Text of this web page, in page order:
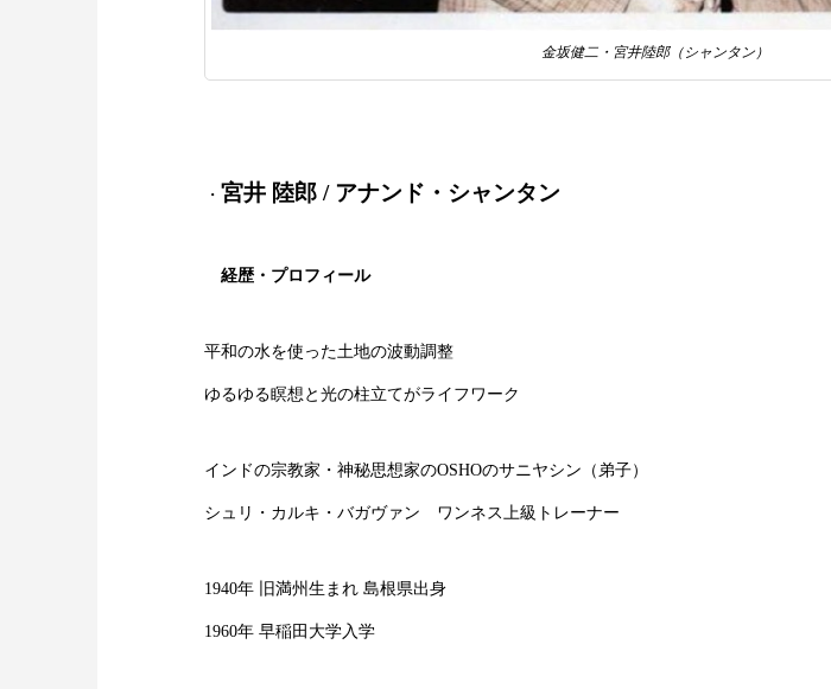
金坂健二・宮井陸郎（シャンタン）
・ 宮井 陸郎 / アナンド・シャンタン
経歴・プロフィール
平和の水を使った土地の波動調整
ゆるゆる瞑想と光の柱立てがライフワーク
インドの宗教家・神秘思想家のOSHOのサニヤシン（弟子）
シュリ・カルキ・バガヴァン ワンネス上級トレーナー
1940年 旧満州生まれ 島根県出身
1960年 早稲田大学入学